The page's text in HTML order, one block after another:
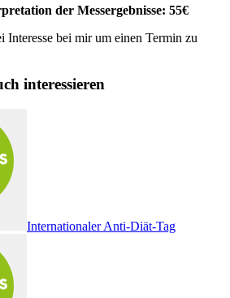
der Messergebnisse: 55€
Interesse bei mir um einen Termin zu
interessieren
Internationaler Anti-Diät-Tag